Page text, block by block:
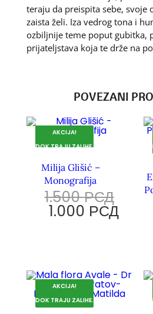
teraju da preispita sebe, svoje
zaista želi. Iza vedrog tona i
ozbiljnije teme poput gubitka,
prijateljstava koja te drže na
POVEZANI
AKCIJA!
DOK TRAJU ZALIHE.
Milija Glišić –
Monografija
1.500РСД
1.000 РСД
AKCIJA!
DOK TRAJU ZALIHE.